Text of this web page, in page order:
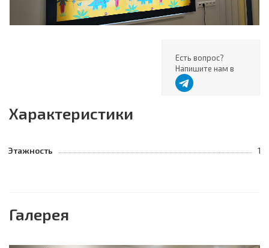
Есть вопрос?
Напишите нам в
Характеристики
Этажность 1
Галерея